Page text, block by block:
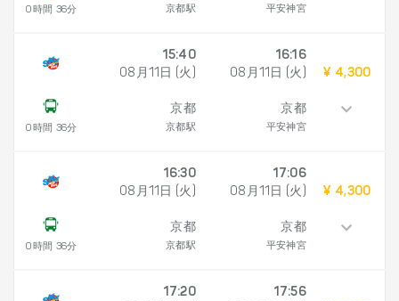
0時間 36分 京都駅 平安神宮
0時間 36分
15:40
08月11日 (火)
京都
京都駅
16:16
08月11日 (火)
京都
平安神宮
¥ 4,300
0時間 36分
16:30
08月11日 (火)
京都
京都駅
17:06
08月11日 (火)
京都
平安神宮
¥ 4,300
17:20
17:56